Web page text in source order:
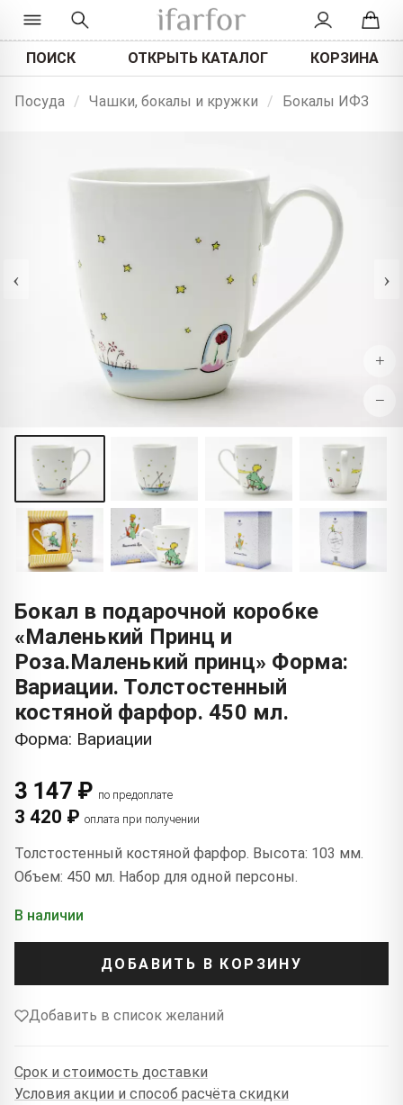
ПОИСК ОТКРЫТЬ КАТАЛОГ КОРЗИНА
Посуда / Чашки, бокалы и кружки / Бокалы ИФЗ
‹ ›
+
−
Бокал в подарочной коробке
«Маленький Принц и
Роза.Маленький принц» Форма:
Вариации. Толстостенный
костяной фарфор. 450 мл.
Форма: Вариации
3 147 ₽ по предоплате
3 420 ₽ оплата при получении
Толстостенный костяной фарфор. Высота: 103 мм.
Объем: 450 мл. Набор для одной персоны.
В наличии
ДОБАВИТЬ В КОРЗИНУ
Добавить в список желаний
Срок и стоимость доставки
Условия акции и способ расчёта скидки